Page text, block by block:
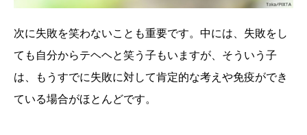
次に失敗を笑わないことも重要です。中には、失敗をし
ても自分からテヘヘと笑う子もいますが、そういう子
は、もうすでに失敗に対して肯定的な考えや免疫ができ
ている場合がほとんどです。